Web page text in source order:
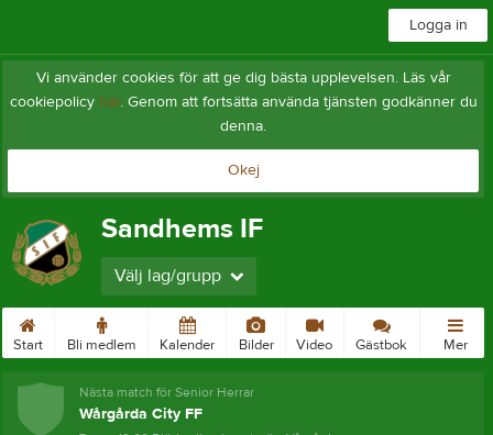
Logga in
Vi använder cookies för att ge dig bästa upplevelsen. Läs vår
cookiepolicy här. Genom att fortsätta använda tjänsten godkänner du
denna.
Okej
Sandhems IF
Välj lag/grupp
Start Bli medlem Kalender Bilder Video Gästbok Mer
Nästa match för Senior Herrar
Wårgårda City FF